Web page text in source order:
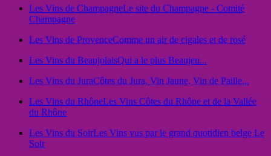
Les Vins de ChampagneLe site du Champagne - Comité
Champagne
Les Vins de ProvenceComme un air de cigales et de rosé
Les Vins du BeaujolaisQui a le plus Beaujeu...
Les Vins du JuraCôtes du Jura, Vin Jaune, Vin de Paille...
Les Vins du RhôneLes Vins Côtes du Rhône et de la Vallée
du Rhône
Les Vins du SoirLes Vins vus par le grand quotidien belge Le
Soir